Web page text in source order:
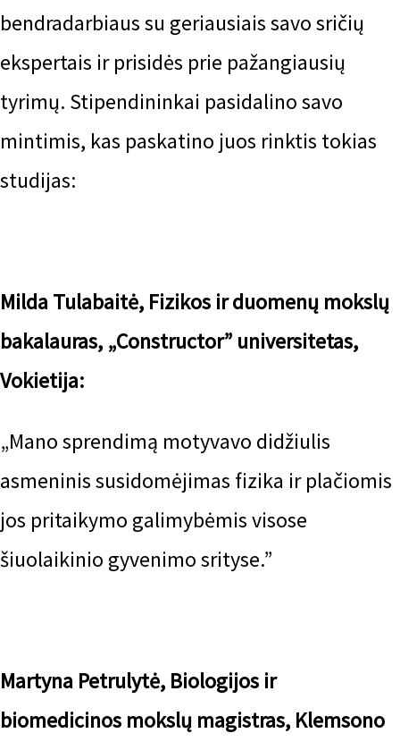
bendradarbiaus su geriausiais savo sričių
ekspertais ir prisidės prie pažangiausių
tyrimų. Stipendininkai pasidalino savo
mintimis, kas paskatino juos rinktis tokias
studijas:
Milda Tulabaitė, Fizikos ir duomenų mokslų
bakalauras, „Constructor” universitetas,
Vokietija:
„Mano sprendimą motyvavo didžiulis
asmeninis susidomėjimas fizika ir plačiomis
jos pritaikymo galimybėmis visose
šiuolaikinio gyvenimo srityse.”
Martyna Petrulytė, Biologijos ir
biomedicinos mokslų magistras, Klemsono